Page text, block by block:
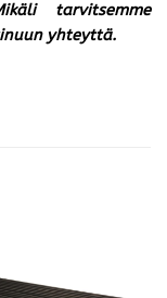
tarvitsemme
yhteyttä.